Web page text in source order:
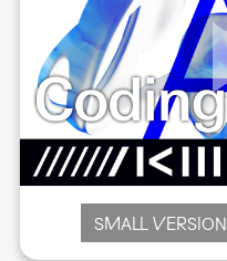
SMALL VERSION